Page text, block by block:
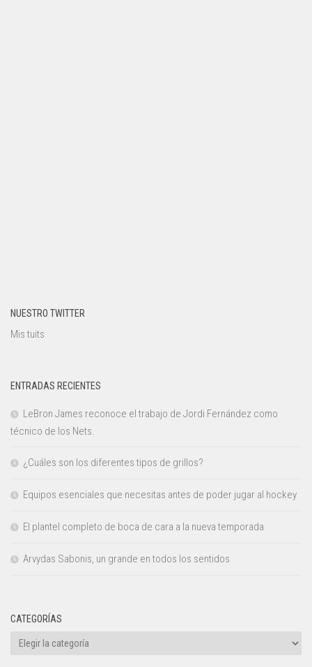
NUESTRO TWITTER
Mis tuits
ENTRADAS RECIENTES
LeBron James reconoce el trabajo de Jordi Fernández como
técnico de los Nets.
¿Cuáles son los diferentes tipos de grillos?
Equipos esenciales que necesitas antes de poder jugar al hockey
El plantel completo de boca de cara a la nueva temporada
Arvydas Sabonis, un grande en todos los sentidos
CATEGORÍAS
Categorías